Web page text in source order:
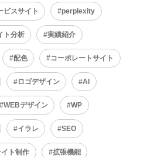
ビスサイト perplexity
ト分析 実績紹介
配色 コーポレートサイト
ロゴデザイン AI
WEBデザイン WP
イラレ SEO
ト制作 拡張機能